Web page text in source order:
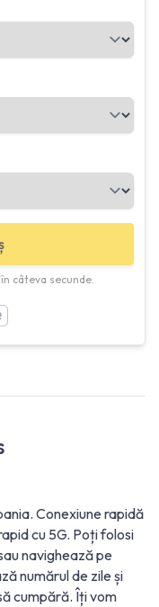
câteva secunde.
Conexiune rapidă
cu 5G. Poți folosi
navighează pe
numărul de zile și
cumpără. Îți vom